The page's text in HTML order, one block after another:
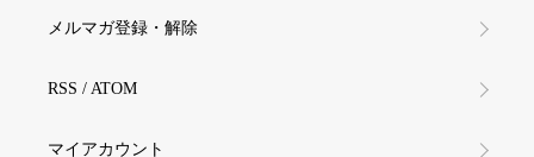
メルマガ登録・解除
RSS / ATOM
マイアカウント